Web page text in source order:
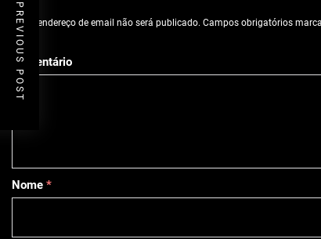
O seu endereço de email não será publicado. Campos obrigatórios
Comentário
Nome *
PREVIOUS POST